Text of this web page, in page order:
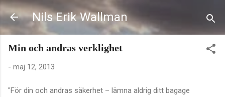
Fortsätt till huvudinnehåll
Nils Erik Wallman
Min och andras verklighet
- maj 12, 2013
"För din och andras säkerhet – lämna aldrig ditt bagage